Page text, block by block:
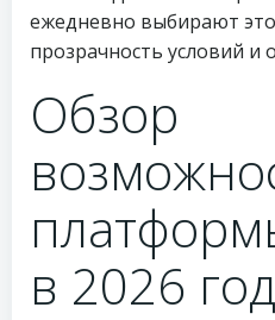
ежедневно выбирают
прозрачность условий и
Обзор
в 2026